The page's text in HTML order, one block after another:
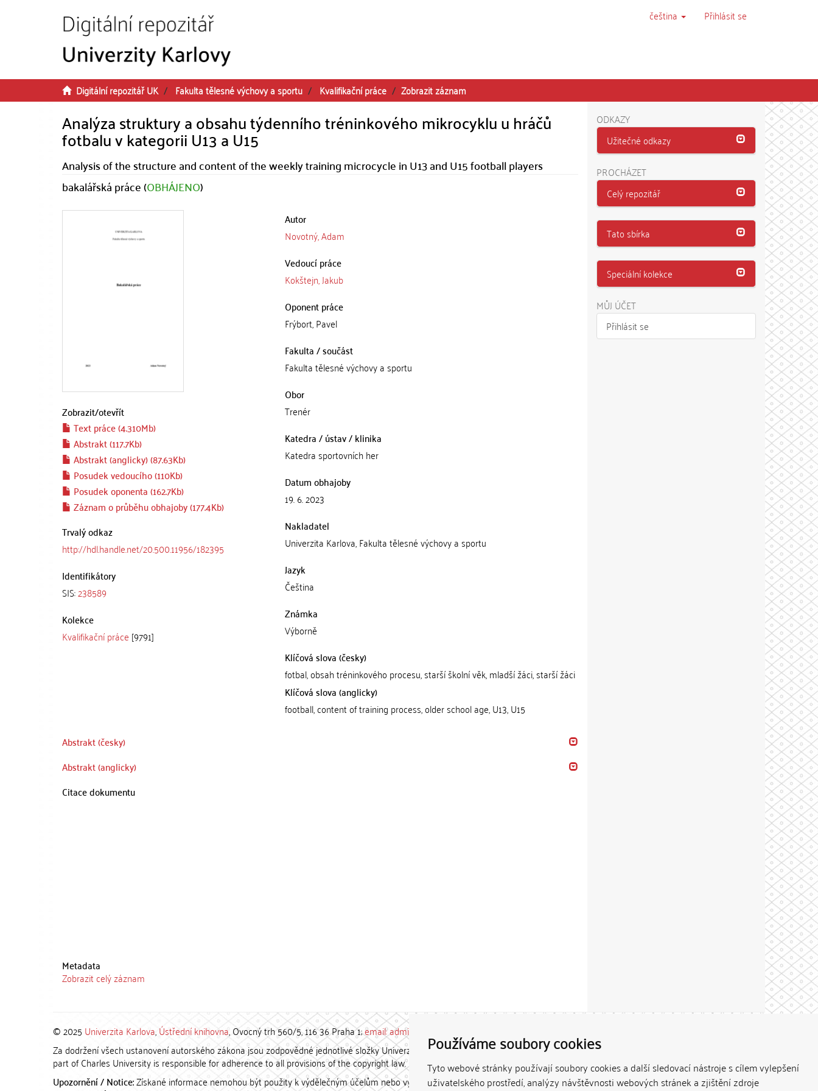
Používáme soubory cookies
Tyto webové stránky používají soubory cookies a další sledovací nástroje s cílem vylepšení
uživatelského prostředí, analýzy návštěvnosti webových stránek a zjištění zdroje
čeština Přihlásit se
Digitální repozitář UK Fakulta tělesné výchovy a sportu Kvalifikační práce Zobrazit záznam
Analýza struktury a obsahu týdenního tréninkového mikrocyklu u hráčů
fotbalu v kategorii U13 a U15
Analysis of the structure and content of the weekly training microcycle in U13 and U15 football players
bakalářská práce (OBHÁJENO)
Zobrazit/otevřít
Text práce (4.310Mb)
Abstrakt (117.7Kb)
Abstrakt (anglicky) (87.63Kb)
Posudek vedoucího (110Kb)
Posudek oponenta (162.7Kb)
Záznam o průběhu obhajoby (177.4Kb)
Trvalý odkaz
http://hdl.handle.net/20.500.11956/182395
Identifikátory
SIS:238589
Kolekce
Kvalifikační práce [9791]
Autor
Novotný, Adam
Vedoucí práce
Kokštejn, Jakub
Oponent práce
Frýbort, Pavel
Fakulta / součást
Fakulta tělesné výchovy a sportu
Obor
Trenér
Katedra / ústav / klinika
Katedra sportovních her
Datum obhajoby
19. 6. 2023
Nakladatel
Univerzita Karlova, Fakulta tělesné výchovy a sportu
Jazyk
Čeština
Známka
Výborně
Klíčová slova (česky)
fotbal, obsah tréninkového procesu, starší školní věk, mladší žáci, starší žáci
Klíčová slova (anglicky)
football, content of training process, older school age, U13, U15
Abstrakt (česky)
Abstrakt (anglicky)
Citace dokumentu
Metadata
Zobrazit celý záznam
ODKAZY
Užitečné odkazy
PROCHÁZET
Celý repozitář
Tato sbírka
Speciální kolekce
MŮJ ÚČET
Přihlásit se
© 2025 Univerzita Karlova,Ústřední knihovna, Ovocný trh 560/5, 116 36 Praha 1;email: admin-repozitar [at] cuni.cz
Za dodržení všech ustanovení autorského zákona jsou zodpovědné jednotlivé složky Univerzity Karlovy. / Each constituent
part of Charles University is responsible for adherence to all provisions of the copyright law.
Upozornění / Notice:Získané informace nemohou být použity k výdělečným účelům nebo vydávány za studijní, vědeckou